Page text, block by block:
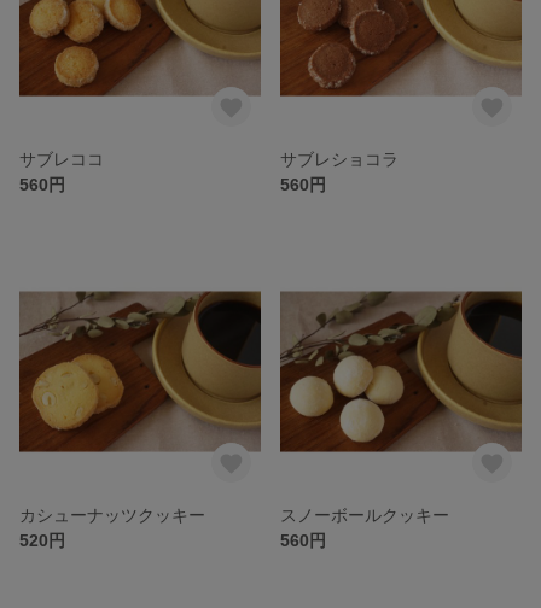
サブレココ
560円
サブレショコラ
560円
カシューナッツクッキー
520円
スノーボールクッキー
560円